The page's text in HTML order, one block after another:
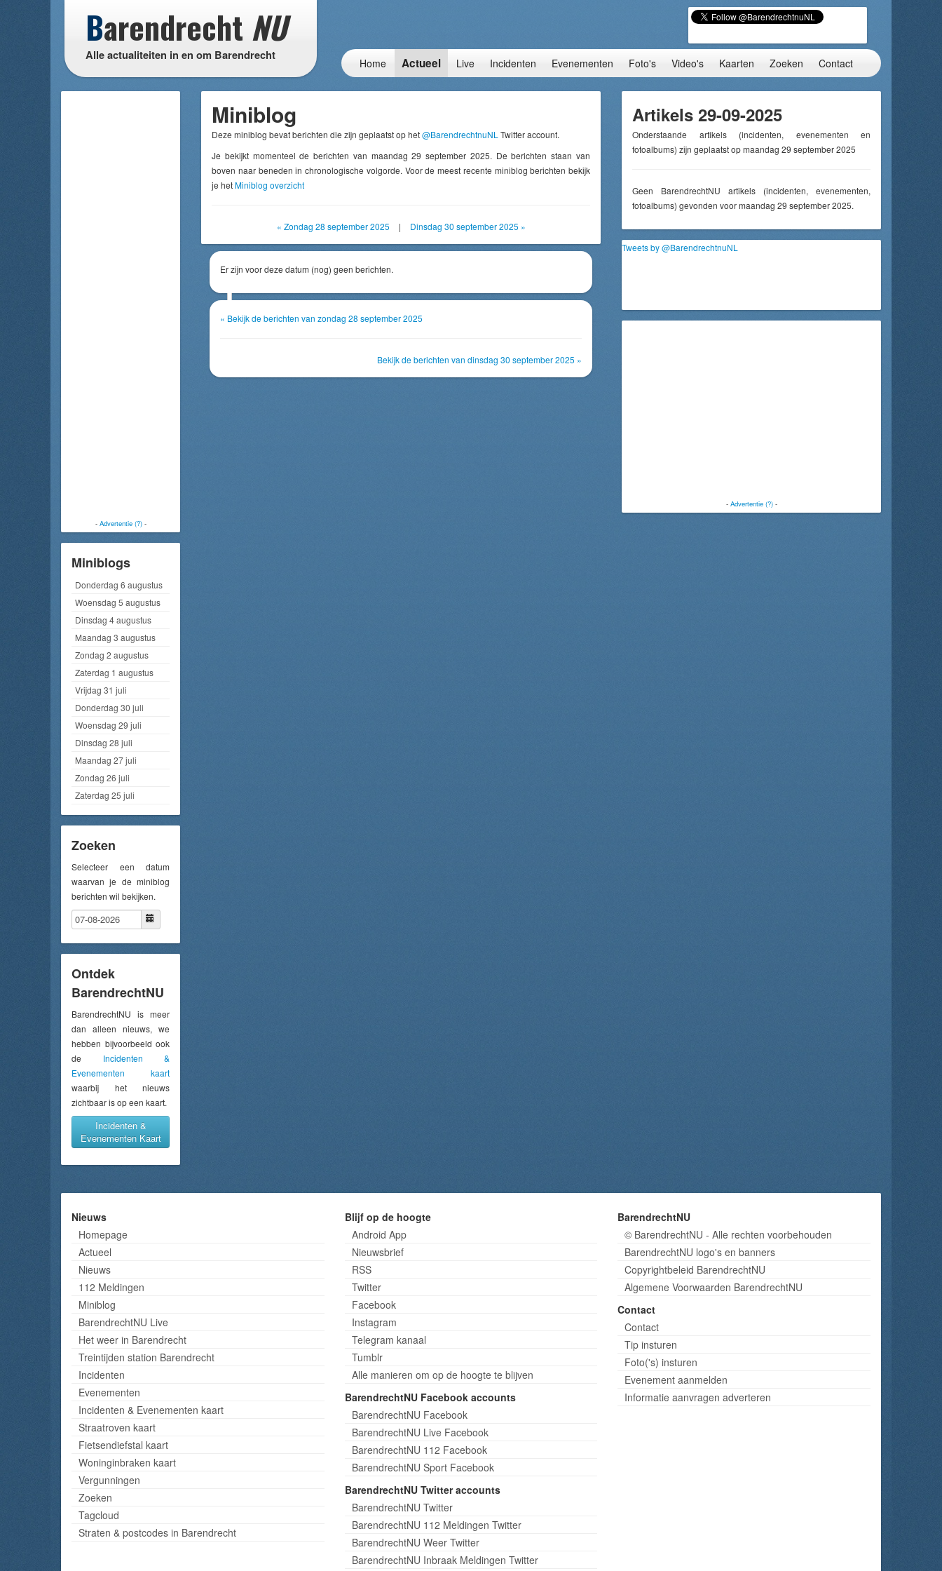
Barendrecht NU
Alle actualiteiten in en om Barendrecht
Home Actueel Live Incidenten Evenementen Foto's Video's Kaarten Zoeken Contact
- Advertentie (?)-
Miniblogs
Donderdag 6 augustus
Woensdag 5 augustus
Dinsdag 4 augustus
Maandag 3 augustus
Zondag 2 augustus
Zaterdag 1 augustus
Vrijdag 31 juli
Donderdag 30 juli
Woensdag 29 juli
Dinsdag 28 juli
Maandag 27 juli
Zondag 26 juli
Zaterdag 25 juli
Zoeken
Selecteer een datum
waarvan je de miniblog
berichten wil bekijken.
Ontdek
BarendrechtNU
BarendrechtNU is meer
dan alleen nieuws, we
hebben bijvoorbeeld ook
de Incidenten &
Evenementen kaart
waarbij het nieuws
zichtbaar is op een kaart.
Incidenten &
Evenementen Kaart
Miniblog
Deze miniblog bevat berichten die zijn geplaatst op het@BarendrechtnuNL Twitter account.
Je bekijkt momenteel de berichten van maandag 29 september 2025. De berichten staan van
boven naar beneden in chronologische volgorde. Voor de meest recente miniblog berichten bekijk
je hetMiniblog overzicht
« Zondag 28 september 2025 | Dinsdag 30 september 2025 »
Er zijn voor deze datum (nog) geen berichten.
« Bekijk de berichten van zondag 28 september 2025
Bekijk de berichten van dinsdag 30 september 2025 »
Artikels 29-09-2025
Onderstaande artikels (incidenten, evenementen en
fotoalbums) zijn geplaatst op maandag 29 september 2025
Geen BarendrechtNU artikels (incidenten, evenementen,
fotoalbums) gevonden voor maandag 29 september 2025.
Tweets by @BarendrechtnuNL
- Advertentie (?)-
Nieuws
Homepage
Actueel
Nieuws
112 Meldingen
Miniblog
BarendrechtNU Live
Het weer in Barendrecht
Treintijden station Barendrecht
Incidenten
Evenementen
Incidenten & Evenementen kaart
Straatroven kaart
Fietsendiefstal kaart
Woninginbraken kaart
Vergunningen
Zoeken
Tagcloud
Straten & postcodes in Barendrecht
Blijf op de hoogte
Android App
Nieuwsbrief
RSS
Twitter
Facebook
Instagram
Telegram kanaal
Tumblr
Alle manieren om op de hoogte te blijven
BarendrechtNU Facebook accounts
BarendrechtNU Facebook
BarendrechtNU Live Facebook
BarendrechtNU 112 Facebook
BarendrechtNU Sport Facebook
BarendrechtNU Twitter accounts
BarendrechtNU Twitter
BarendrechtNU 112 Meldingen Twitter
BarendrechtNU Weer Twitter
BarendrechtNU Inbraak Meldingen Twitter
BarendrechtNU
© BarendrechtNU - Alle rechten voorbehouden
BarendrechtNU logo's en banners
Copyrightbeleid BarendrechtNU
Algemene Voorwaarden BarendrechtNU
Contact
Contact
Tip insturen
Foto('s) insturen
Evenement aanmelden
Informatie aanvragen adverteren